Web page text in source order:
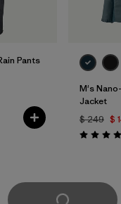
Pants
M's
Jacket
$ 249 $
Cargar Más